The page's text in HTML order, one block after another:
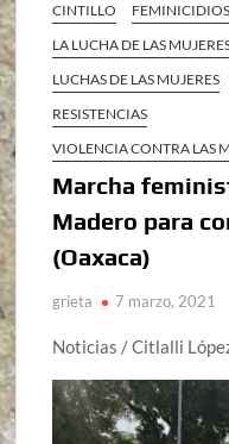
CINTILLO
LA LUCHA DE LAS
LUCHAS DE LAS MUJERES
RESISTENCIAS
VIOLENCIA CONTRA LAS
Marcha
Madero para
(Oaxaca)
grieta 7 marzo, 2021
Noticias / Citlalli